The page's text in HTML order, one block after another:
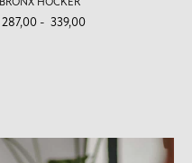
BRONX HOCKER
287,00 - 339,00